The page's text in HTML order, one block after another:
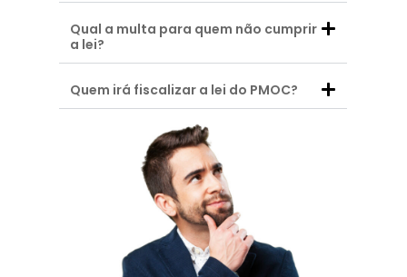
Qual a multa para quem não cumprir
a lei?
Quem irá fiscalizar a lei do PMOC?